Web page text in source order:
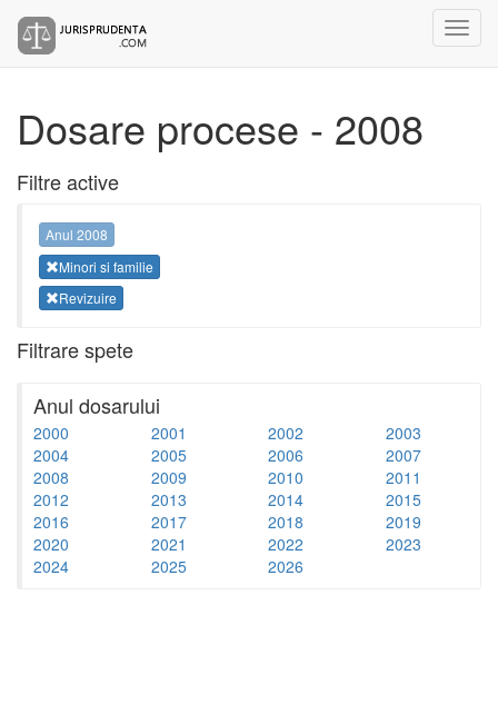
Dosare procese - 2008
Filtre active
Anul 2008
Minori si familie
Revizuire
Filtrare spete
Anul dosarului
2000 2001 2002
2003
2004
2005 2006
2007
2008
2009 2010
2011
2012
2013 2014
2015
2016
2017 2018
2019
2020
2021 2022
2023
2024
2025 2026